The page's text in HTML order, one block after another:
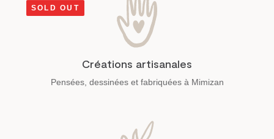
SOLD OUT
Créations artisanales
Pensées, dessinées et fabriquées à Mimizan